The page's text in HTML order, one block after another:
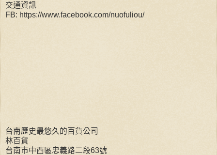
交通資訊
FB: https://www.facebook.com/nuofuliou/
台南歷史最悠久的百貨公司
林百貨
台南市中西區忠義路二段63號